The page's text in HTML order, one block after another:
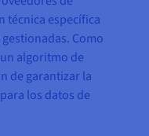
técnica específica
Como
algoritmo de
de garantizar la
los datos de